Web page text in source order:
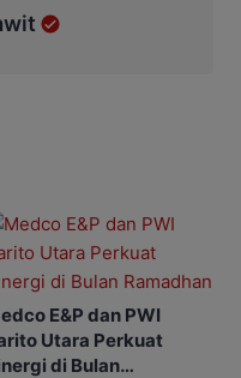
E&P dan PWI
Utara Perkuat
di Bulan